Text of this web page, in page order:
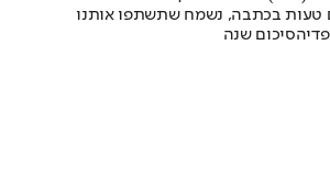
טעות בכתבה, נשמח שתשתפו אותנו
סיכום שנה